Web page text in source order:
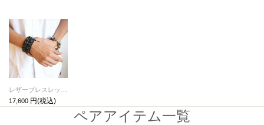
17,600
ペアアイテム一覧